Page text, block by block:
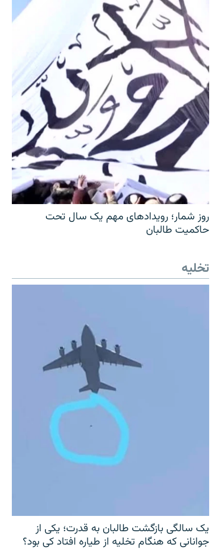
روز شمار؛ رویدادهای مهم یک سال تحت
حاکمیت طالبان
تخلیه
یک سالگی بازگشت طالبان به قدرت؛ یکی از
جوانانی که هنگام تخلیه از طیاره افتاد کی بود؟